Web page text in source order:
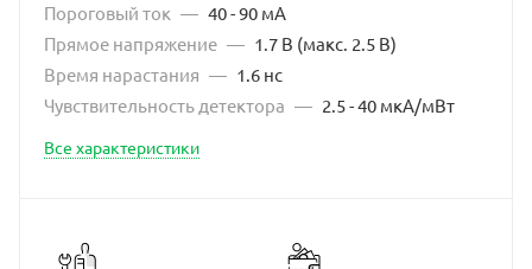
Пороговый ток — 40 - 90 мА
Прямое напряжение — 1.7 В (макс. 2.5 В)
Время нарастания — 1.6 нс
Чувствительность детектора — 2.5 - 40 мкА/мВт
Все характеристики